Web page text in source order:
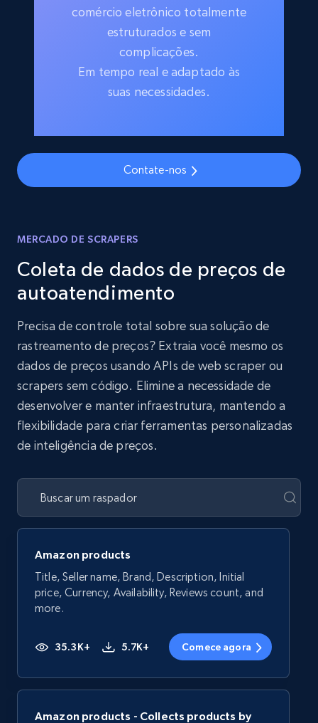
comércio eletrônico totalmente
estruturados e sem
complicações.
Em tempo real e adaptado às
suas necessidades.
Contate-nos
MERCADO DE SCRAPERS
Coleta de dados de preços de
autoatendimento
Precisa de controle total sobre sua solução de
rastreamento de preços? Extraia você mesmo os
dados de preços usando APIs de web scraper ou
scrapers sem código. Elimine a necessidade de
desenvolver e manter infraestrutura, mantendo a
flexibilidade para criar ferramentas personalizadas
de inteligência de preços.
Amazon products
Title, Seller name, Brand, Description, Initial
price, Currency, Availability, Reviews count, and
more.
35.3K+ 5.7K+ Comece agora
Amazon products - Collects products by